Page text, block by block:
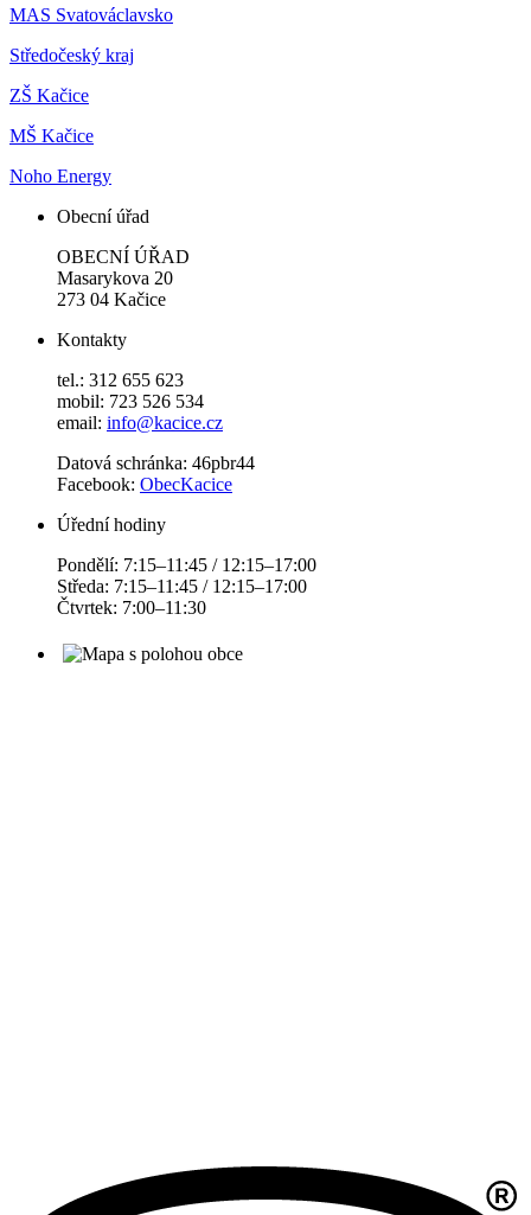
MAS Svatováclavsko
Středočeský kraj
ZŠ Kačice
MŠ Kačice
Noho Energy
Obecní úřad
OBECNÍ ÚŘAD
Masarykova 20
273 04 Kačice
Kontakty
tel.: 312 655 623
mobil: 723 526 534
email: info@kacice.cz
Datová schránka: 46pbr44
Facebook: ObecKacice
Úřední hodiny
Pondělí: 7:15–11:45 / 12:15–17:00
Středa: 7:15–11:45 / 12:15–17:00
Čtvrtek: 7:00–11:30